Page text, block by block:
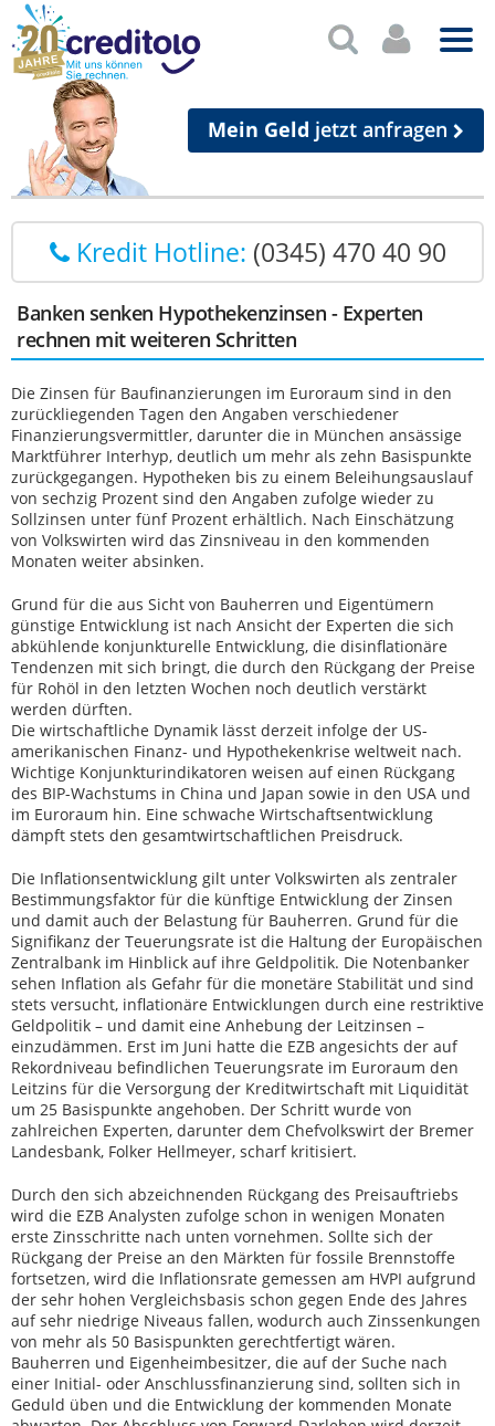
Mein Geld jetzt anfragen
Kredit Hotline: (0345) 470 40 90
Banken senken Hypothekenzinsen - Experten
rechnen mit weiteren Schritten
Die Zinsen für Baufinanzierungen im Euroraum sind in den
zurückliegenden Tagen den Angaben verschiedener
Finanzierungsvermittler, darunter die in München ansässige
Marktführer Interhyp, deutlich um mehr als zehn Basispunkte
zurückgegangen. Hypotheken bis zu einem Beleihungsauslauf
von sechzig Prozent sind den Angaben zufolge wieder zu
Sollzinsen unter fünf Prozent erhältlich. Nach Einschätzung
von Volkswirten wird das Zinsniveau in den kommenden
Monaten weiter absinken.
Grund für die aus Sicht von Bauherren und Eigentümern
günstige Entwicklung ist nach Ansicht der Experten die sich
abkühlende konjunkturelle Entwicklung, die disinflationäre
Tendenzen mit sich bringt, die durch den Rückgang der Preise
für Rohöl in den letzten Wochen noch deutlich verstärkt
werden dürften.
Die wirtschaftliche Dynamik lässt derzeit infolge der US-
amerikanischen Finanz- und Hypothekenkrise weltweit nach.
Wichtige Konjunkturindikatoren weisen auf einen Rückgang
des BIP-Wachstums in China und Japan sowie in den USA und
im Euroraum hin. Eine schwache Wirtschaftsentwicklung
dämpft stets den gesamtwirtschaftlichen Preisdruck.
Die Inflationsentwicklung gilt unter Volkswirten als zentraler
Bestimmungsfaktor für die künftige Entwicklung der Zinsen
und damit auch der Belastung für Bauherren. Grund für die
Signifikanz der Teuerungsrate ist die Haltung der Europäischen
Zentralbank im Hinblick auf ihre Geldpolitik. Die Notenbanker
sehen Inflation als Gefahr für die monetäre Stabilität und sind
stets versucht, inflationäre Entwicklungen durch eine restriktive
Geldpolitik – und damit eine Anhebung der Leitzinsen –
einzudämmen. Erst im Juni hatte die EZB angesichts der auf
Rekordniveau befindlichen Teuerungsrate im Euroraum den
Leitzins für die Versorgung der Kreditwirtschaft mit Liquidität
um 25 Basispunkte angehoben. Der Schritt wurde von
zahlreichen Experten, darunter dem Chefvolkswirt der Bremer
Landesbank, Folker Hellmeyer, scharf kritisiert.
Durch den sich abzeichnenden Rückgang des Preisauftriebs
wird die EZB Analysten zufolge schon in wenigen Monaten
erste Zinsschritte nach unten vornehmen. Sollte sich der
Rückgang der Preise an den Märkten für fossile Brennstoffe
fortsetzen, wird die Inflationsrate gemessen am HVPI aufgrund
der sehr hohen Vergleichsbasis schon gegen Ende des Jahres
auf sehr niedrige Niveaus fallen, wodurch auch Zinssenkungen
von mehr als 50 Basispunkten gerechtfertigt wären.
Bauherren und Eigenheimbesitzer, die auf der Suche nach
einer Initial- oder Anschlussfinanzierung sind, sollten sich in
Geduld üben und die Entwicklung der kommenden Monate